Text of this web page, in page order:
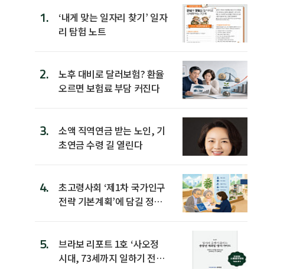
1.
‘내게 맞는 일자리 찾기’ 일자
리 탐험 노트
2.
노후 대비로 달러보험? 환율
오르면 보험료 부담 커진다
3.
소액 직역연금 받는 노인, 기
초연금 수령 길 열린다
4.
초고령사회 ‘제1차 국가인구
전략 기본계획’에 담길 정책
5.
브라보 리포트 1호 ‘사오정
시대, 73세까지 일하기 전략’